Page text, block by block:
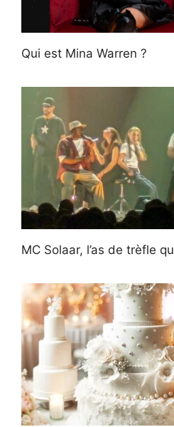
Qui est Mina Warren ?
MC Solaar, l’as de trèfle